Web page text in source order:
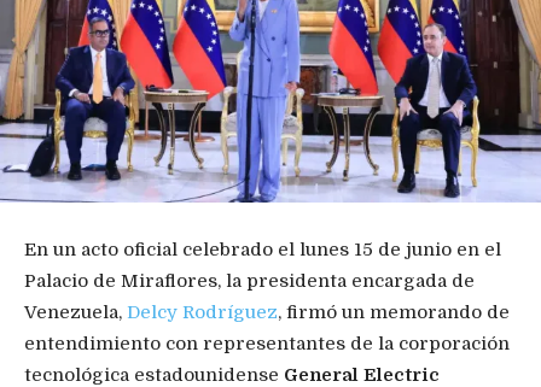
En un acto oficial celebrado el lunes 15 de junio en el
Palacio de Miraflores, la presidenta encargada de
Venezuela, Delcy Rodríguez, firmó un memorando de
entendimiento con representantes de la corporación
tecnológica estadounidense General Electric